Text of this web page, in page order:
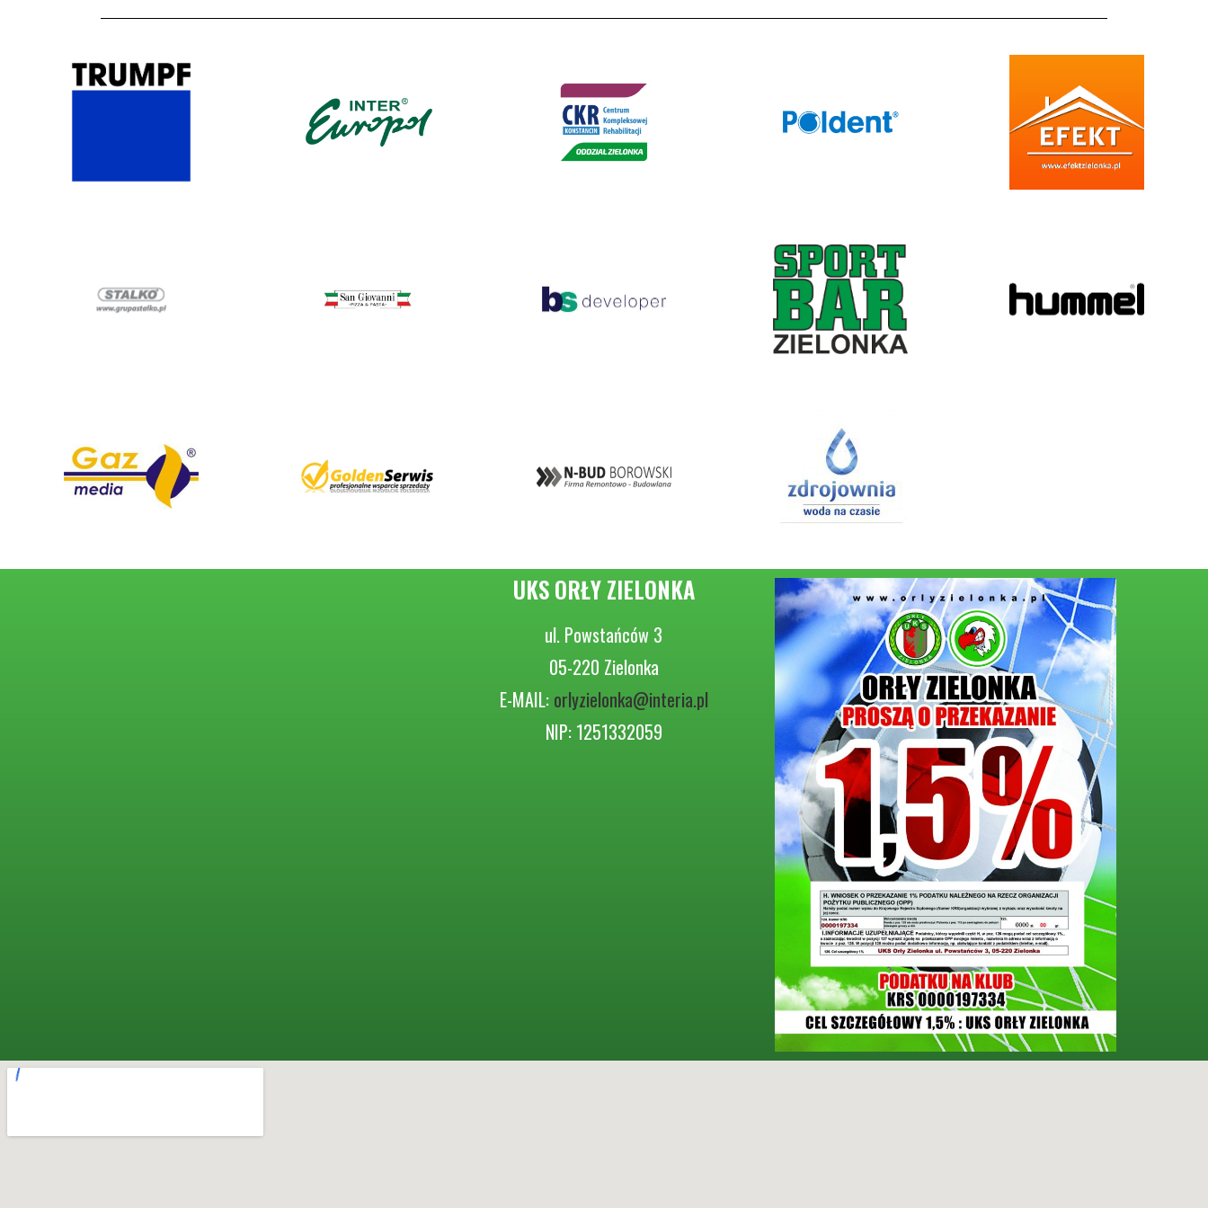
UKS ORŁY ZIELONKA
ul. Powstańców 3
05-220 Zielonka
E-MAIL: orlyzielonka@interia.pl
NIP: 1251332059